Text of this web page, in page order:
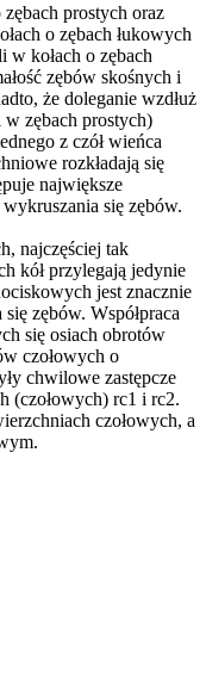
prostych oraz
o zębach łukowych
kołach o zębach
zębów skośnych i
że doleganie wzdłuż
zębach prostych)
z czół wieńca
rozkładają się
największe
się zębów.
najczęściej tak
kół przylegają jedynie
jest znacznie
zębów. Współpraca
się osiach obrotów
czołowych o
chwilowe zastępcze
(czołowych) rc1 i rc2.
czołowych, a